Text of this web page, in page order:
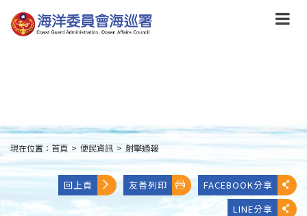
到
主
:::
現在位置： 首頁 > 便民資訊 > 射擊通報
回上頁 友善列印
FACEBOOK分享
LINE分享